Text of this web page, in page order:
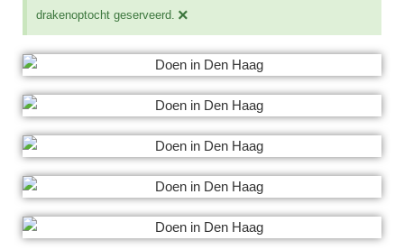
drakenoptocht geserveerd. ×